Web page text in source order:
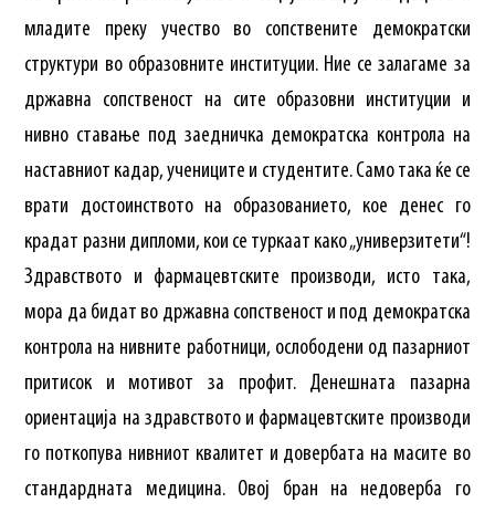
младите преку учество во сопствените демократски
структури во образовните институции. Ние се залагаме за
државна сопственост на сите образовни институции и
нивно ставање под заедничка демократска контрола на
наставниот кадар, учениците и студентите. Само така ќе се
врати достоинството на образованието, кое денес го
крадат разни дипломи, кои се туркаат како „универзитети“!
Здравството и фармацевтските производи, исто така,
мора да бидат во државна сопственост и под демократска
контрола на нивните работници, ослободени од пазарниот
притисок и мотивот за профит. Денешната пазарна
ориентација на здравството и фармацевтските производи
го поткопува нивниот квалитет и довербата на масите во
стандардната медицина. Овој бран на недоверба го